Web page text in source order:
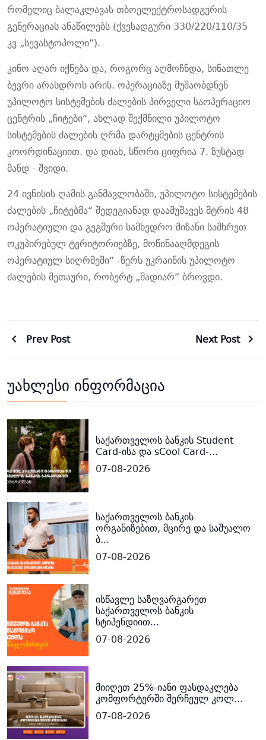
რომელიც ბალაკლავას თბოელექტროსადგურის
გენერაციას ანაწილებს (ქვესადგური 330/220/110/35
კვ „სევასტოპოლი“).
კინო აღარ იქნება და, როგორც აღმოჩნდა, სინათლე
ბევრი არასდროს არის. ოპერაციაზე მუშაობდნენ
უპილოტო სისტემების ძალების პირველი საოპერაციო
ცენტრის „ჩიტები“, ახლად შექმნილი უპილოტო
სისტემების ძალების ღრმა დარტყმების ცენტრის
კოორდინაციით. და დიახ, სწორი ციფრია 7. ზუსტად
მანდ - შვიდი.
24 ივნისის ღამის განმავლობაში, უპილოტო სისტემების
ძალების „ჩიტებმა“ შედეგიანად დაამუშავეს მტრის 48
ოპერატიული და გეგმური სამხედრო მიზანი სამხრეთ
ოკუპირებულ ტერიტორიებზე, მოწინააღმდეგის
ოპერატიულ სიღრმეში“ -წერს უკრაინის უპილოტო
ძალების მეთაური, რობერტ „მადიარ“ ბროვდი.
Prev Post Next Post
უახლესი ინფორმაცია
საქართველოს ბანკის Student
Card-ისა და sCool Card-...
07-08-2026
საქართველოს ბანკის
ორგანიზებით, მცირე და საშუალო
ბ...
07-08-2026
ისწავლე საზღვარგარეთ
საქართველოს ბანკის
სტიპენდიით...
07-08-2026
მიიღეთ 25%-იანი ფასდაკლება
კომფორტერში შერჩეულ კოლ...
07-08-2026